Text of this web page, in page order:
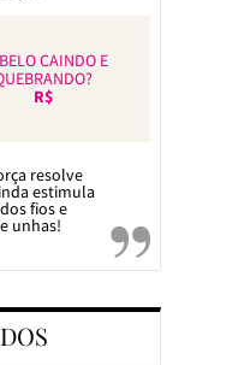
CAINDO E
R$
resolve
estimula
fios e
unhas!